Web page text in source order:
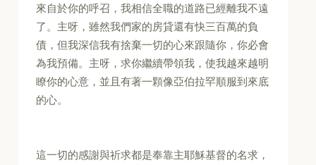
來自於你的呼召，我相信全職的道路已經離我不遠
了。主呀，雖然我們家的房貸還有快三百萬的負
債，但我深信我有捨棄一切的心來跟隨你，你必會
為我預備。主呀，求你繼續帶領我，使我越來越明
瞭你的心意，並且有著一顆像亞伯拉罕順服到來底
的心。
這一切的感謝與祈求都是奉靠主耶穌基督的名求，